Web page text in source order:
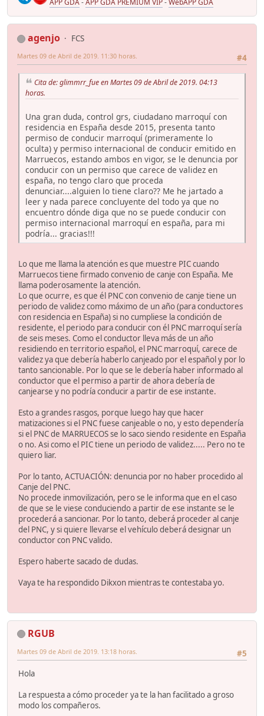
APP GDA-APP GDA PREMIUM VIP-WebAPP GDA
agenjo
FCS
#4
Martes 09 de Abril de 2019. 11:30 horas.
Cita de: glimmrr_fue en Martes 09 de Abril de 2019. 04:13
horas.
Una gran duda, control grs, ciudadano marroquí con
residencia en España desde 2015, presenta tanto
permiso de conducir marroquí (primeramente lo
oculta) y permiso internacional de conducir emitido en
Marruecos, estando ambos en vigor, se le denuncia por
conducir con un permiso que carece de validez en
españa, no tengo claro que proceda
denunciar....alguien lo tiene claro?? Me he jartado a
leer y nada parece concluyente del todo ya que no
encuentro dónde diga que no se puede conducir con
permiso internacional marroquí en españa, para mi
podría... gracias!!!
Lo que me llama la atención es que muestre PIC cuando
Marruecos tiene firmado convenio de canje con España. Me
llama poderosamente la atención.
Lo que ocurre, es que él PNC con convenio de canje tiene un
periodo de validez como máximo de un año (para conductores
con residencia en España) si no cumpliese la condición de
residente, el periodo para conducir con él PNC marroquí sería
de seis meses. Como el conductor lleva más de un año
residiendo en territorio español, el PNC marroquí, carece de
validez ya que debería haberlo canjeado por el español y por lo
tanto sancionable. Por lo que se le debería haber informado al
conductor que el permiso a partir de ahora debería de
canjearse y no podría conducir a partir de ese instante.
Esto a grandes rasgos, porque luego hay que hacer
matizaciones si el PNC fuese canjeable o no, y esto dependería
si el PNC de MARRUECOS se lo saco siendo residente en España
o no. Asi como el PIC tiene un periodo de validez..... Pero no te
quiero liar.
Por lo tanto, ACTUACIÓN: denuncia por no haber procedido al
Canje del PNC.
No procede inmovilización, pero se le informa que en el caso
de que se le viese conduciendo a partir de ese instante se le
procederá a sancionar. Por lo tanto, deberá proceder al canje
del PNC, y si quiere llevarse el vehículo deberá designar un
conductor con PNC valido.
Espero haberte sacado de dudas.
Vaya te ha respondido Dikxon mientras te contestaba yo.
RGUB
#5
Martes 09 de Abril de 2019. 13:18 horas.
Hola
La respuesta a cómo proceder ya te la han facilitado a groso
modo los compañeros.